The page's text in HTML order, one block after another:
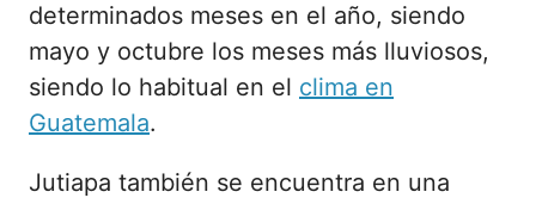
determinados meses en el año, siendo
mayo y octubre los meses más lluviosos,
siendo lo habitual en el clima en
Guatemala.
Jutiapa también se encuentra en una